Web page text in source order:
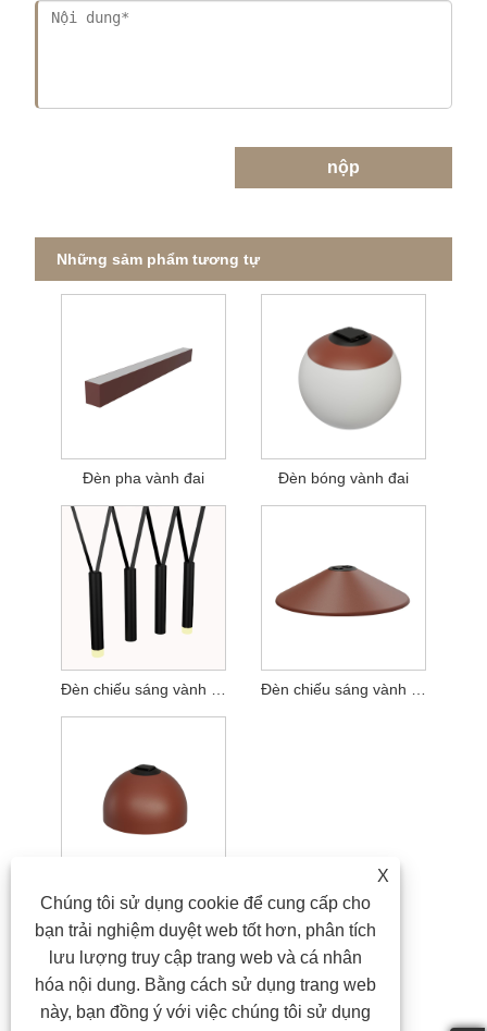
nộp
Những sảm phẩm tương tự
Đèn pha vành đai Đèn bóng vành đai
Đèn vành đai bán cầu
X
Chúng tôi sử dụng cookie để cung cấp cho
bạn trải nghiệm duyệt web tốt hơn, phân tích
lưu lượng truy cập trang web và cá nhân
hóa nội dung. Bằng cách sử dụng trang web
này, bạn đồng ý với việc chúng tôi sử dụng